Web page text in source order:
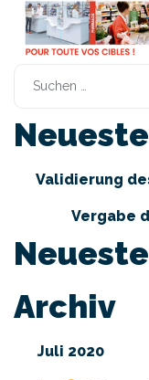
Validierung
Vergabe
Archiv
Juli 2020